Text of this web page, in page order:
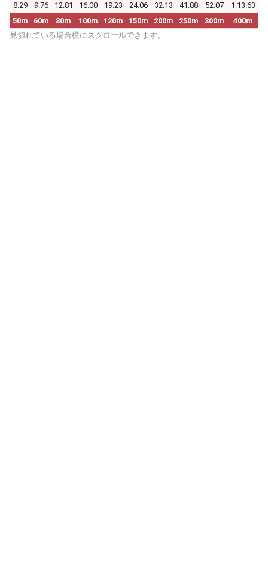
8.29
9.76 12.81 16.00 19.23 24.06 32.13 41.88 52.07
1:13.63
50m
60m 80m 100m 120m 150m 200m 250m 300m
400m
見切れている場合横にスクロールできます。